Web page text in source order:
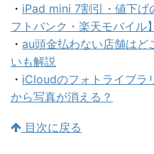
・ iPad mini 7割引・値下げ
フトバンク・楽天モバイル】
・ au頭金払わない店舗はど
いも解説
・ iCloudのフォトライブラ
から写真が消える？
目次に戻る